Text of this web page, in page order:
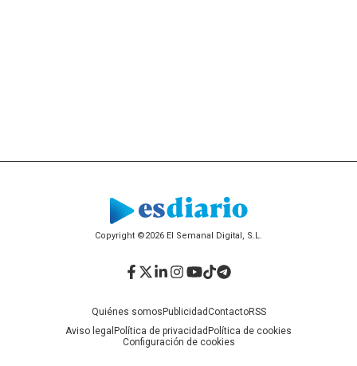
Copyright ©2026 El Semanal Digital, S.L.
Quiénes somosPublicidadContactoRSS
Aviso legal Política de privacidadPolítica de cookies
Configuración de cookies
Facebook
Twitter
LinkedIn
Instagram
YouTube
TikTok
Telegram